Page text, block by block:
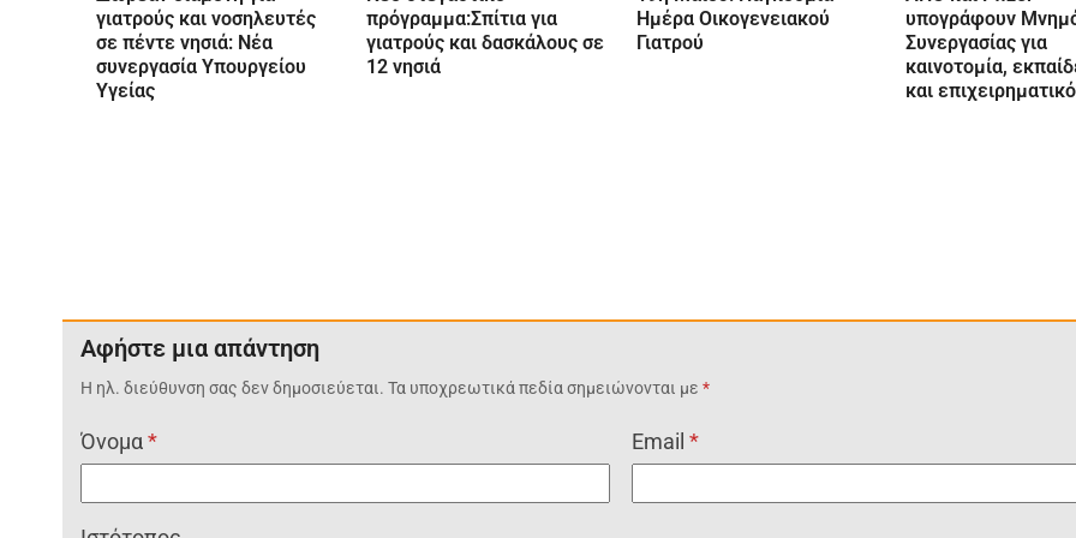
γιατρούς και νοσηλευτές
σε πέντε νησιά: Νέα
συνεργασία Υπουργείου
Υγείας
πρόγραμμα:Σπίτια για
γιατρούς και δασκάλους σε
12 νησιά
Ημέρα Οικογενειακού
Γιατρού
υπογράφουν
Συνεργασίας για
καινοτομία,
και
Αφήστε μια απάντηση
Η ηλ. διεύθυνση σας δεν δημοσιεύεται. Τα υποχρεωτικά πεδία σημειώνονται με*
Όνομα* Email*